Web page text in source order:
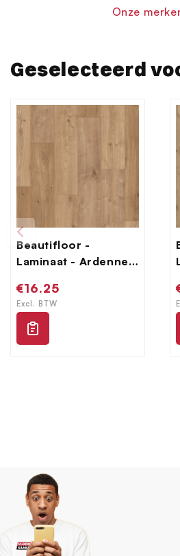
partners kunnen deze gegevens
Onze
Geselecteerd
Beautifloor -
Laminaat - Ardennen
Normale
prijs
€16.25
Excl. BTW